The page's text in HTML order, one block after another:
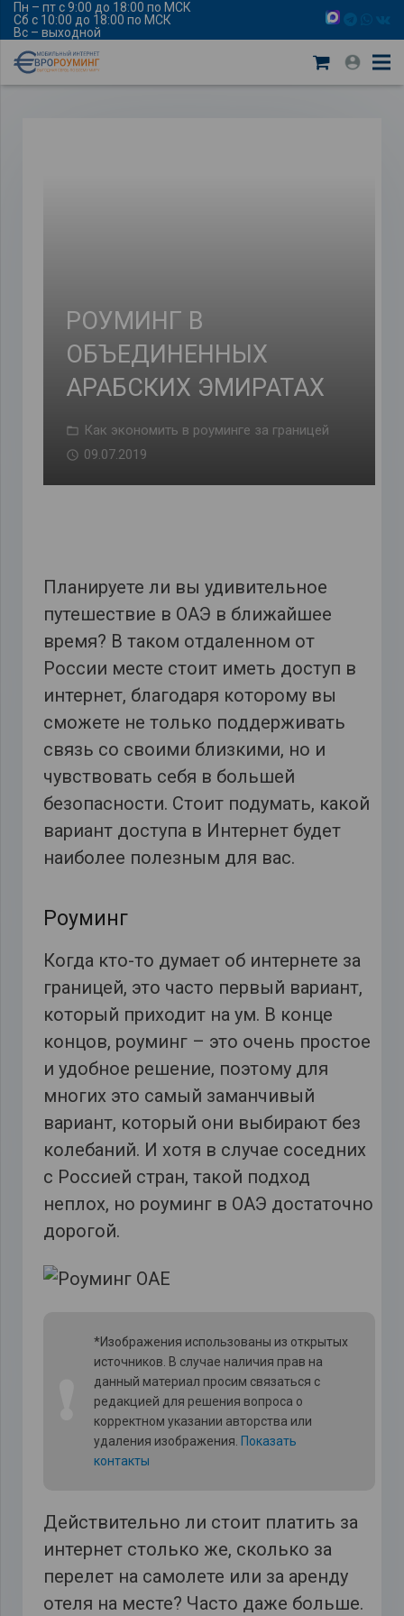
Пн – пт с 9:00 до 18:00 по МСК
Сб с 10:00 до 18:00 по МСК
Вс – выходной
РОУМИНГ В
ОБЪЕДИНЕННЫХ
АРАБСКИХ ЭМИРАТАХ
Как экономить в роуминге за границей
09.07.2019
Планируете ли вы удивительное
путешествие в ОАЭ в ближайшее
время? В таком отдаленном от
России месте стоит иметь доступ в
интернет, благодаря которому вы
сможете не только поддерживать
связь со своими близкими, но и
чувствовать себя в большей
безопасности. Стоит подумать, какой
вариант доступа в Интернет будет
наиболее полезным для вас.
Роуминг
Когда кто-то думает об интернете за
границей, это часто первый вариант,
который приходит на ум. В конце
концов, роуминг – это очень простое
и удобное решение, поэтому для
многих это самый заманчивый
вариант, который они выбирают без
колебаний. И хотя в случае соседних
с Россией стран, такой подход
неплох, но роуминг в ОАЭ достаточно
дорогой.
*Изображения использованы из открытых
источников. В случае наличия прав на
данный материал просим связаться с
редакцией для решения вопроса о
корректном указании авторства или
удаления изображения. Показать
контакты
Действительно ли стоит платить за
интернет столько же, сколько за
перелет на самолете или за аренду
отеля на месте? Часто даже больше.